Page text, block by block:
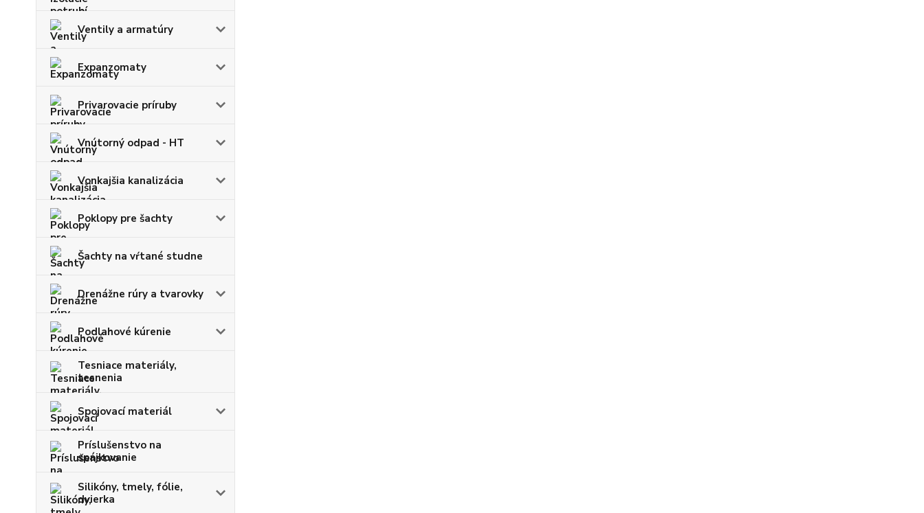
Ventily a armatúry
Expanzomaty
Privarovacie príruby
Vnútorný odpad - HT
Vonkajšia kanalizácia
Poklopy pre šachty
Šachty na vŕtané studne
Drenážne rúry a tvarovky
Podlahové kúrenie
Tesniace materiály,
tesnenia
Spojovací materiál
Príslušenstvo na
spájkovanie
Silikóny, tmely, fólie,
dvierka